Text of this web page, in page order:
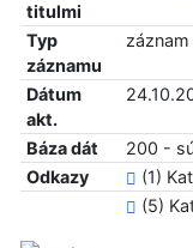
titulmi
Typ
záznamu
Dátum
akt.
Báza dát
200 -
Odkazy
(1)
(5)